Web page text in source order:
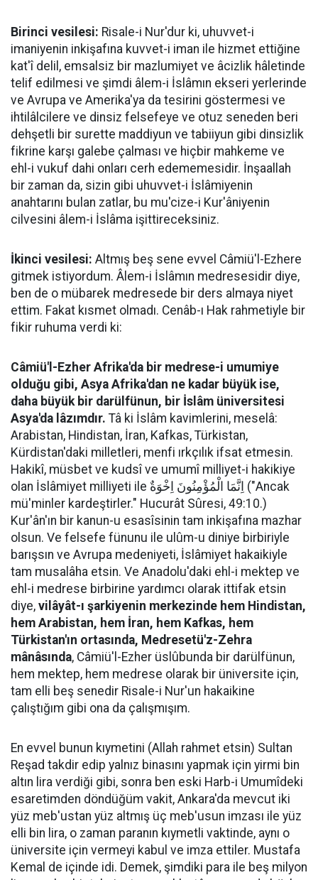
Birinci vesilesi: Risale-i Nur'dur ki, uhuvvet-i
imaniyenin inkişafına kuvvet-i iman ile hizmet ettiğine
kat'î delil, emsalsiz bir mazlumiyet ve âcizlik hâletinde
telif edilmesi ve şimdi âlem-i İslâmın ekseri yerlerinde
ve Avrupa ve Amerika'ya da tesirini göstermesi ve
ihtilâlcilere ve dinsiz felsefeye ve otuz seneden beri
dehşetli bir surette maddiyun ve tabiiyun gibi dinsizlik
fikrine karşı galebe çalması ve hiçbir mahkeme ve
ehl-i vukuf dahi onları cerh edememesidir. İnşaallah
bir zaman da, sizin gibi uhuvvet-i İslâmiyenin
anahtarını bulan zatlar, bu mu'cize-i Kur'âniyenin
cilvesini âlem-i İslâma işittireceksiniz.
İkinci vesilesi: Altmış beş sene evvel Câmiü'l-Ezhere
gitmek istiyordum. Âlem-i İslâmın medresesidir diye,
ben de o mübarek medresede bir ders almaya niyet
ettim. Fakat kısmet olmadı. Cenâb-ı Hak rahmetiyle bir
fikir ruhuma verdi ki:
Câmiü'l-Ezher Afrika'da bir medrese-i umumiye
olduğu gibi, Asya Afrika'dan ne kadar büyük ise,
daha büyük bir darülfünun, bir İslâm üniversitesi
Asya'da lâzımdır. Tâ ki İslâm kavimlerini, meselâ:
Arabistan, Hindistan, İran, Kafkas, Türkistan,
Kürdistan'daki milletleri, menfi ırkçılık ifsat etmesin.
Hakikî, müsbet ve kudsî ve umumî milliyet-i hakikiye
olan İslâmiyet milliyeti ile اِنَّمَا الْمُؤْمِنُونَ اِخْوَةٌ ("Ancak
mü'minler kardeştirler." Hucurât Sûresi, 49:10.)
Kur'ân'ın bir kanun-u esasîsinin tam inkişafına mazhar
olsun. Ve felsefe fünunu ile ulûm-u diniye birbiriyle
barışsın ve Avrupa medeniyeti, İslâmiyet hakaikiyle
tam musalâha etsin. Ve Anadolu'daki ehl-i mektep ve
ehl-i medrese birbirine yardımcı olarak ittifak etsin
diye, vilâyât-ı şarkiyenin merkezinde hem Hindistan,
hem Arabistan, hem İran, hem Kafkas, hem
Türkistan'ın ortasında, Medresetü'z-Zehra
mânâsında, Câmiü'l-Ezher üslûbunda bir darülfünun,
hem mektep, hem medrese olarak bir üniversite için,
tam elli beş senedir Risale-i Nur'un hakaikine
çalıştığım gibi ona da çalışmışım.
En evvel bunun kıymetini (Allah rahmet etsin) Sultan
Reşad takdir edip yalnız binasını yapmak için yirmi bin
altın lira verdiği gibi, sonra ben eski Harb-i Umumîdeki
esaretimden döndüğüm vakit, Ankara'da mevcut iki
yüz meb'ustan yüz altmış üç meb'usun imzası ile yüz
elli bin lira, o zaman paranın kıymetli vaktinde, aynı o
üniversite için vermeyi kabul ve imza ettiler. Mustafa
Kemal de içinde idi. Demek, şimdiki para ile beş milyon